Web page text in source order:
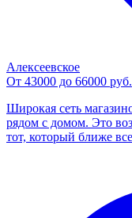
Алексеевское
От 43000 до 66000 руб.
Широкая сеть
рядом с домом. Это
тот, который ближе